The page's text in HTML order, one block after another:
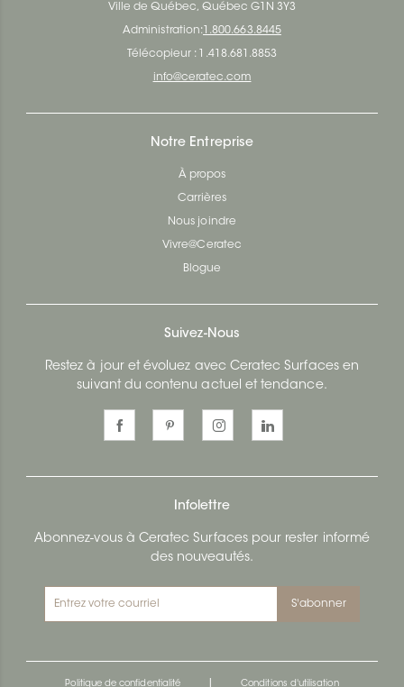
Ville de Québec, Québec G1N 3Y3
Administration: 1.800.663.8445
Télécopieur : 1.418.681.8853
info@ceratec.com
Notre Entreprise
À propos
Carrières
Nous joindre
Vivre@Ceratec
Blogue
Suivez-Nous
Restez à jour et évoluez avec Ceratec Surfaces en
suivant du contenu actuel et tendance.
Infolettre
Abonnez-vous à Ceratec Surfaces pour rester informé
des nouveautés.
S'abonner
Politique de confidentialité Conditions d'utilisation